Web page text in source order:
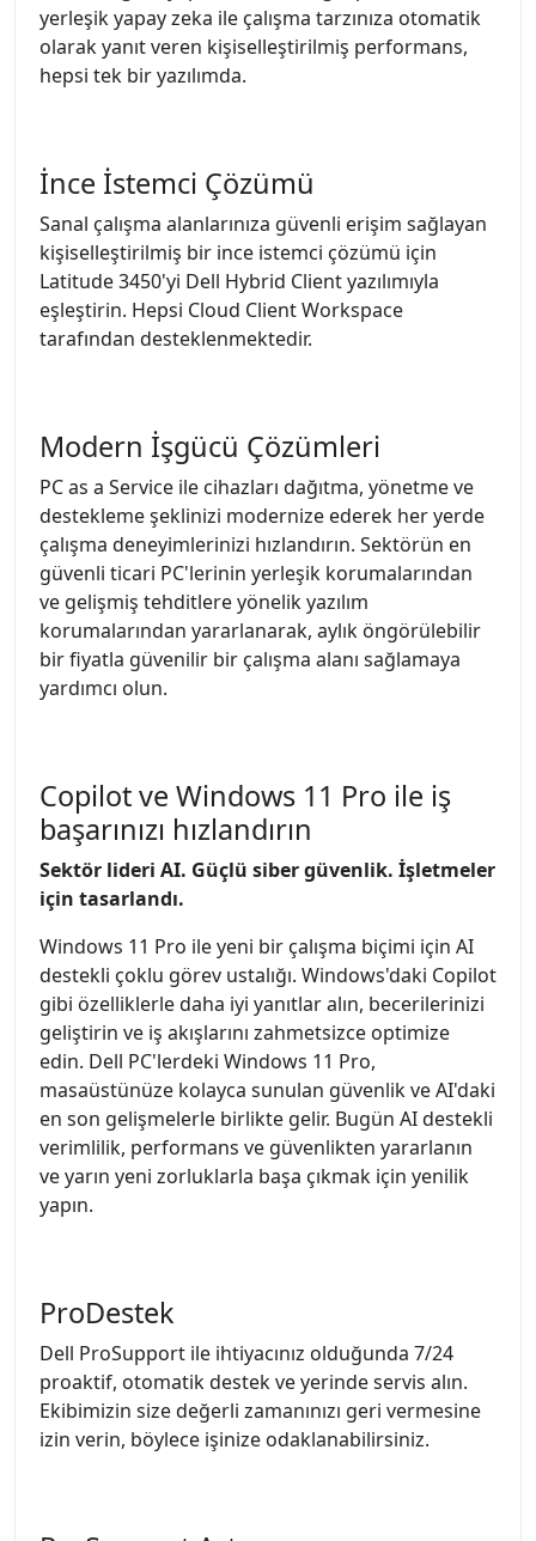
yerleşik yapay zeka ile çalışma tarzınıza otomatik
olarak yanıt veren kişiselleştirilmiş performans,
hepsi tek bir yazılımda.
İnce İstemci Çözümü
Sanal çalışma alanlarınıza güvenli erişim sağlayan
kişiselleştirilmiş bir ince istemci çözümü için
Latitude 3450'yi Dell Hybrid Client yazılımıyla
eşleştirin. Hepsi Cloud Client Workspace
tarafından desteklenmektedir.
Modern İşgücü Çözümleri
PC as a Service ile cihazları dağıtma, yönetme ve
destekleme şeklinizi modernize ederek her yerde
çalışma deneyimlerinizi hızlandırın. Sektörün en
güvenli ticari PC'lerinin yerleşik korumalarından
ve gelişmiş tehditlere yönelik yazılım
korumalarından yararlanarak, aylık öngörülebilir
bir fiyatla güvenilir bir çalışma alanı sağlamaya
yardımcı olun.
Copilot ve Windows 11 Pro ile iş
başarınızı hızlandırın
Sektör lideri AI. Güçlü siber güvenlik. İşletmeler
için tasarlandı.
Windows 11 Pro ile yeni bir çalışma biçimi için AI
destekli çoklu görev ustalığı. Windows'daki Copilot
gibi özelliklerle daha iyi yanıtlar alın, becerilerinizi
geliştirin ve iş akışlarını zahmetsizce optimize
edin. Dell PC'lerdeki Windows 11 Pro,
masaüstünüze kolayca sunulan güvenlik ve AI'daki
en son gelişmelerle birlikte gelir. Bugün AI destekli
verimlilik, performans ve güvenlikten yararlanın
ve yarın yeni zorluklarla başa çıkmak için yenilik
yapın.
ProDestek
Dell ProSupport ile ihtiyacınız olduğunda 7/24
proaktif, otomatik destek ve yerinde servis alın.
Ekibimizin size değerli zamanınızı geri vermesine
izin verin, böylece işinize odaklanabilirsiniz.